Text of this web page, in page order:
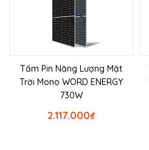
Tấm Pin Năng Lượng Mặt
Trời Mono WORD ENERGY
730W
₫
2.117.000